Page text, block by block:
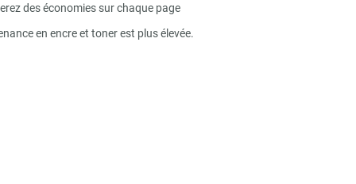
des économies sur chaque page
en encre et toner est plus élevée.